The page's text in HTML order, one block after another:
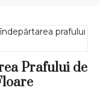
Prafului de